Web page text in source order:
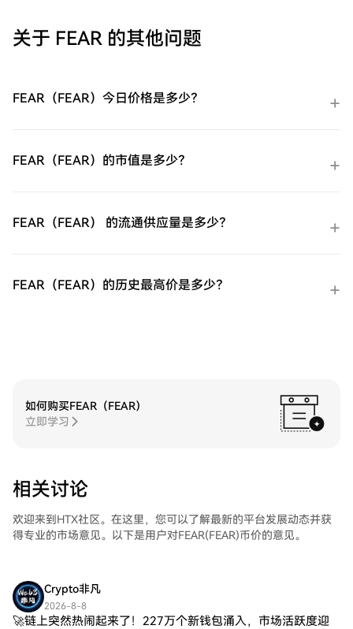
或Mastercard即时购买ProShares 两倍做多
Pay等流行支付方法以增加便利性。C2C购
者提供个性化服务和竞争性汇率。第三步：
存储您的ProShares 两倍做多短期 VIX 期货
在您的HTX账户钱包中。您也可以通过区块
链转账将其发送到其他地方或者用于交易其
货市场轻松交易ProShares 两倍做多短期 VIX
期货ETF（UVXY)。访问您的账户，选择您的
铀持有企业，受益全球清洁能源转型与核电
需求增长，是美股稀缺铀矿赛道投资工具。
关于 FEAR 的其他问题
FEAR（FEAR）今日价格是多少？
FEAR（FEAR）的市值是多少？
FEAR（FEAR） 的流通供应量是多少？
FEAR（FEAR）的历史最高价是多少？
如何购买FEAR（FEAR）
立即学习
相关讨论
欢迎来到HTX社区。在这里，您可以了解最新的平台发展动态并获
得专业的市场意见。以下是用户对FEAR(FEAR)币价的意见。
Crypto非凡
2026-8-8
🚀链上突然热闹起来了！227万个新钱包涌入，市场活跃度迎